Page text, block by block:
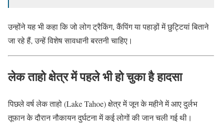
उन्होंने यह भी कहा कि जो लोग ट्रैकिंग, कैंपिंग या पहाड़ों में छुट्टियां बिताने
जा रहे हैं, उन्हें विशेष सावधानी बरतनी चाहिए।
लेक ताहो क्षेत्र में पहले भी हो चुका है हादसा
पिछले वर्ष लेक ताहो (Lake Tahoe) क्षेत्र में जून के महीने में आए दुर्लभ
तूफान के दौरान नौकायन दुर्घटना में कई लोगों की जान चली गई थी।